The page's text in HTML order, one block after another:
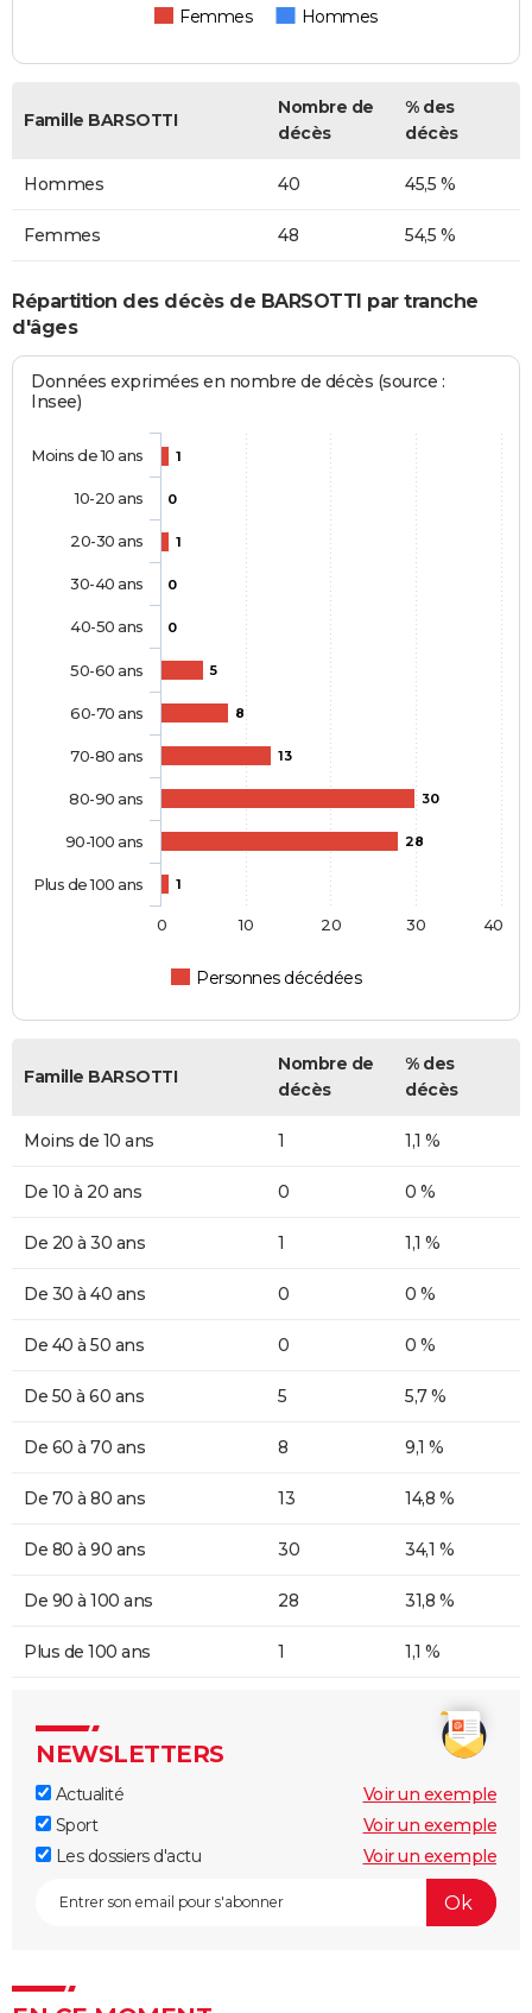
Femmes Hommes
Famille BARSOTTI
Nombre de
décès
% des
décès
Hommes 40 45,5 %
Femmes 48 54,5 %
Répartition des décès de BARSOTTI par tranche
d'âges
Données exprimées en nombre de décès (source :
Insee)
1
0
1
0
0
5
8
13
30
28
1
Personnes décédées
Moins de 10 ans
10-20 ans
20-30 ans
30-40 ans
40-50 ans
50-60 ans
60-70 ans
70-80 ans
80-90 ans
90-100 ans
Plus de 100 ans
0 10 20 30 40
Famille BARSOTTI
Nombre de
décès
% des
décès
Moins de 10 ans 1 1,1 %
De 10 à 20 ans 0 0 %
De 20 à 30 ans 1 1,1 %
De 30 à 40 ans 0 0 %
De 40 à 50 ans 0 0 %
De 50 à 60 ans 5 5,7 %
De 60 à 70 ans 8 9,1 %
De 70 à 80 ans 13 14,8 %
De 80 à 90 ans 30 34,1 %
De 90 à 100 ans 28 31,8 %
Plus de 100 ans 1 1,1 %
NEWSLETTERS
Actualité
Voir un exemple
Sport
Voir un exemple
Les dossiers d'actu
Voir un exemple